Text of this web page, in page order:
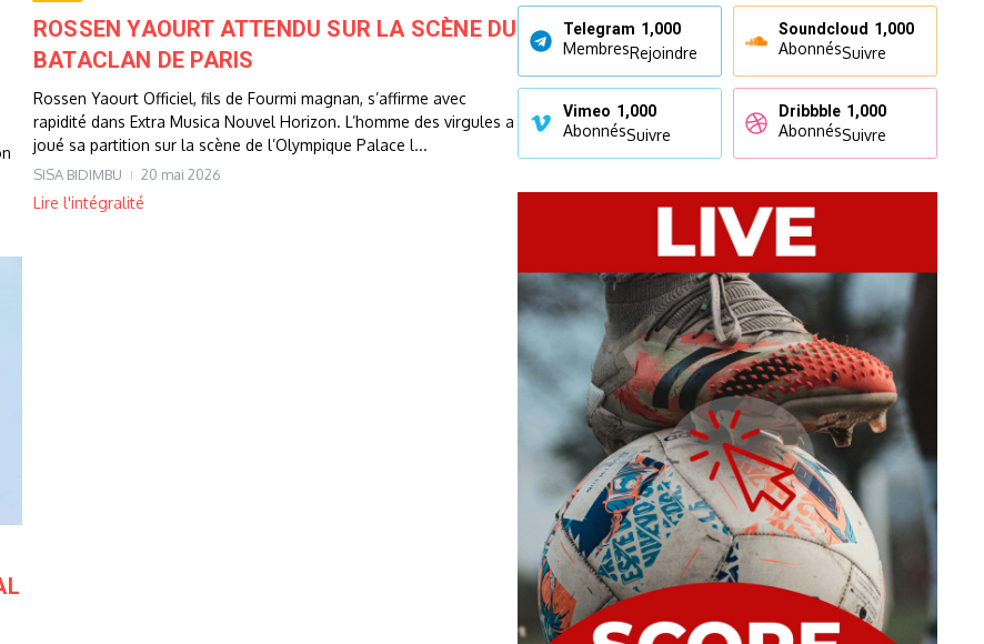
ROSSEN YAOURT ATTENDU SUR LA SCÈNE DU
BATACLAN DE PARIS
Rossen Yaourt Officiel, fils de Fourmi magnan, s’affirme avec
rapidité dans Extra Musica Nouvel Horizon. L’homme des virgules a
joué sa partition sur la scène de l’Olympique Palace l...
SISA BIDIMBU 20 mai 2026
Lire l'intégralité
Telegram 1,000
MembresRejoindre
Soundcloud 1,000
AbonnésSuivre
Vimeo 1,000
AbonnésSuivre
Dribbble 1,000
AbonnésSuivre